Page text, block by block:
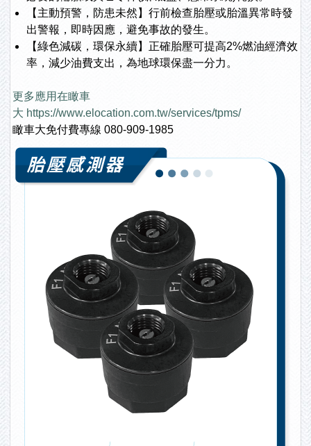
【主動預警，防患未然】行前檢查胎壓或胎溫異常時發
出警報，即時因應，避免事故的發生。
【綠色減碳，環保永續】正確胎壓可提高2%燃油經濟效
率，減少油費支出，為地球環保盡一分力。
更多應用在瞰車
大 https://www.elocation.com.tw/services/tpms/
瞰車大免付費專線 080-909-1985